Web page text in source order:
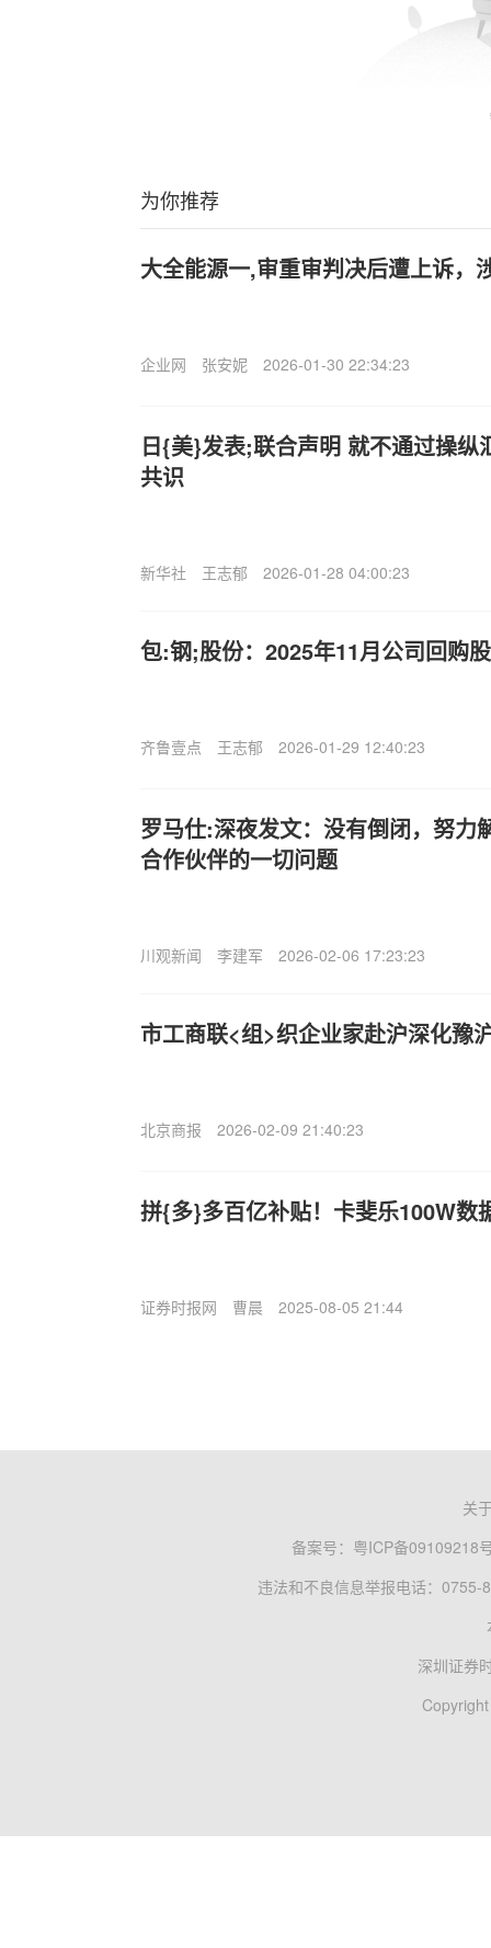
为你推荐
大全能源一,审重审判决后遭上诉，
企业网 张安妮 2026-01-30 22:34:23
日{美}发表;联合声明 就不通过操纵
共识
新华社 王志郁 2026-01-28 04:00:23
包:钢;股份：2025年11月公司回购
齐鲁壹点 王志郁 2026-01-29 12:40:23
罗马仕:深夜发文：没有倒闭，努力
合作伙伴的一切问题
川观新闻 李建军 2026-02-06 17:23:23
市工商联<组>织企业家赴沪深化豫
北京商报 2026-02-09 21:40:23
拼{多}多百亿补贴！卡斐乐100W数
证券时报网 曹晨 2025-08-05 21:44
关
备案号： 粤ICP备09109218
违法和不良信息举报电话：0755-
深圳证券